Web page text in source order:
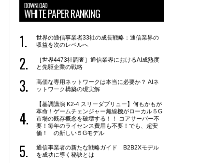
DOWNLOAD
WHITE PAPER RANKING
世界の通信事業者33社の成長戦略：通信業界の
収益を次のレベルへ
［世界4473社調査］通信業界におけるAI成熟度
と先駆企業の戦略
高価な専用ネットワークは本当に必要か？ AIネ
ットワーク構築の現実解
【基調講演 K2-4 スリーダブリュー】何もかもが
革命！ゲームチェンジャー無線機がローカル５G
市場の既存概念を破壊する！！ コアサーバー不
要！毎年のライセンス費用も不要！でも、超安
価！ の新しい５Gモデル
通信事業者の新たな戦略ガイド B2B2Xモデル
を成功に導く秘訣とは